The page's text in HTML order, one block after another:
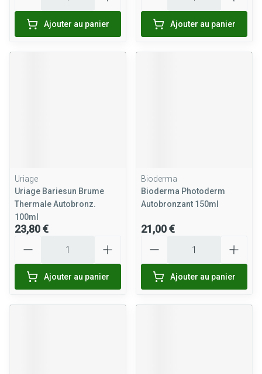
Ajouter au panier Ajouter au panier
Uriage
Uriage Bariesun Brume
Thermale Autobronz.
100ml
23,80 €
Ajouter au panier
Bioderma
Bioderma Photoderm
Autobronzant 150ml
21,00 €
Ajouter au panier